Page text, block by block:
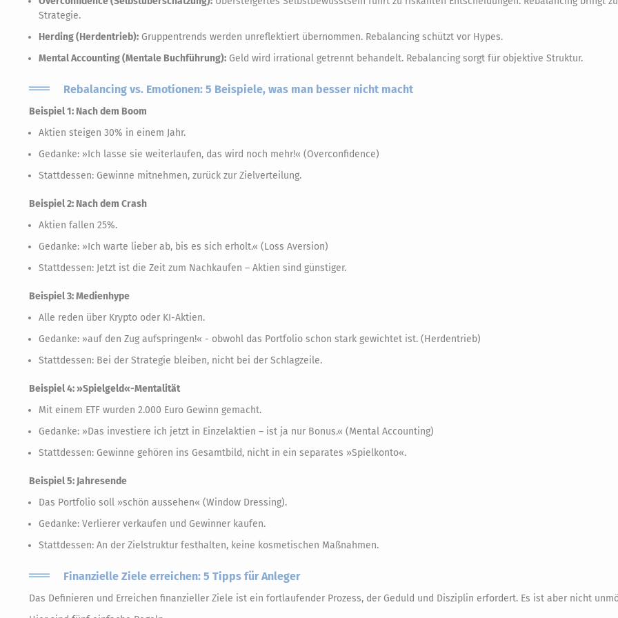
Strategie.
Herding (Herdentrieb): Gruppentrends werden unreflektiert übernommen. Rebalancing schützt vor Hypes.
Mental Accounting (Mentale Buchführung): Geld wird irrational getrennt behandelt. Rebalancing sorgt für objektive Struktur.
Rebalancing vs. Emotionen: 5 Beispiele, was man besser nicht macht
Beispiel 1: Nach dem Boom
Aktien steigen 30% in einem Jahr.
Gedanke: »Ich lasse sie weiterlaufen, das wird noch mehr!« (Overconfidence)
Stattdessen: Gewinne mitnehmen, zurück zur Zielverteilung.
Beispiel 2: Nach dem Crash
Aktien fallen 25%.
Gedanke: »Ich warte lieber ab, bis es sich erholt.« (Loss Aversion)
Stattdessen: Jetzt ist die Zeit zum Nachkaufen – Aktien sind günstiger.
Beispiel 3: Medienhype
Alle reden über Krypto oder KI-Aktien.
Gedanke: »auf den Zug aufspringen!« - obwohl das Portfolio schon stark gewichtet ist. (Herdentrieb)
Stattdessen: Bei der Strategie bleiben, nicht bei der Schlagzeile.
Beispiel 4: »Spielgeld«-Mentalität
Mit einem ETF wurden 2.000 Euro Gewinn gemacht.
Gedanke: »Das investiere ich jetzt in Einzelaktien – ist ja nur Bonus.« (Mental Accounting)
Stattdessen: Gewinne gehören ins Gesamtbild, nicht in ein separates »Spielkonto«.
Beispiel 5: Jahresende
Das Portfolio soll »schön aussehen« (Window Dressing).
Gedanke: Verlierer verkaufen und Gewinner kaufen.
Stattdessen: An der Zielstruktur festhalten, keine kosmetischen Maßnahmen.
Finanzielle Ziele erreichen: 5 Tipps für Anleger
Das Definieren und Erreichen finanzieller Ziele ist ein fortlaufender Prozess, der Geduld und Disziplin erfordert. Es ist aber nicht